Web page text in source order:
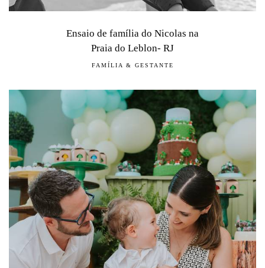
Ensaio de família do Nicolas na
Praia do Leblon- RJ
FAMÍLIA & GESTANTE